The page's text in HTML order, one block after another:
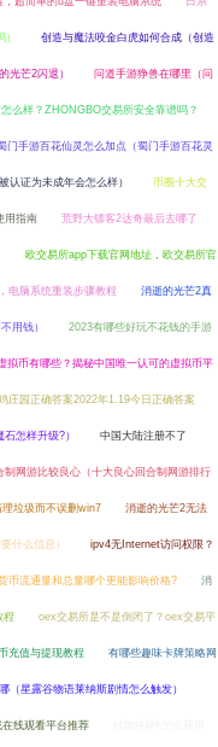
创造与魔法咬金白虎如何合成（创造
光芒2闪退） 问道手游狰兽在哪里（问
么样？ZHONGBO交易所安全靠谱吗？
门手游百花仙灵怎么加点（蜀门手游百花灵
认证为未成年会怎么样） 币圈十大交
用指南 荒野大镖客2达奇最后去哪了
欧交易所app下载官网地址，欧交易所官
电脑系统重装步骤教程 消逝的光芒2真
用钱） 2023有哪些好玩不花钱的手游
拟币有哪些？揭秘中国唯一认可的虚拟币平
庄园正确答案2022年1.19今日正确答案
怎样升级?） 中国大陆注册不了
制网游比较良心（十大良心回合制网游排行
垃圾而不误删win7 消逝的光芒2无法
什么信息） ipv4无Internet访问权限？
币流通量和总量哪个更能影响价格? 消
程 oex交易所是不是倒闭了？oex交易平
充值与提现教程 有哪些趣味卡牌策略网
（星露谷物语莱纳斯剧情怎么触发）
线观看平台推荐